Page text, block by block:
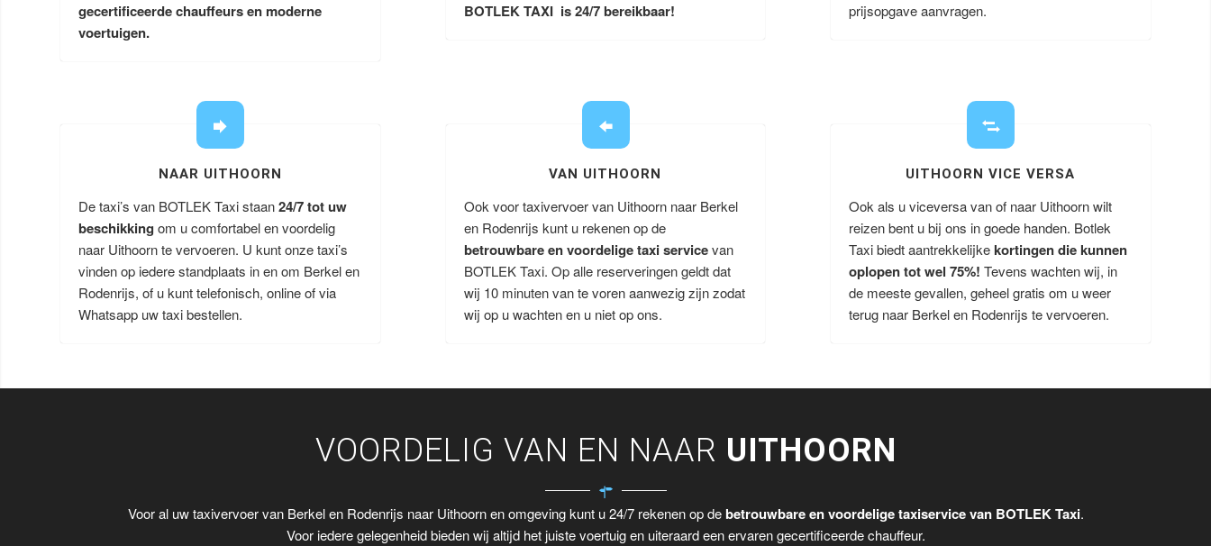
gecertificeerde chauffeurs en moderne
voertuigen.
BOTLEK TAXI is 24/7 bereikbaar!
prijsopgave aanvragen.
NAAR UITHOORN
De taxi’s van BOTLEK Taxi staan24/7 tot uw
beschikking om u comfortabel en voordelig
naar Uithoorn te vervoeren. U kunt onze taxi’s
vinden op iedere standplaats in en om Berkel en
Rodenrijs, of u kunt telefonisch, online of via
Whatsapp uw taxi bestellen.
VAN UITHOORN
Ook voor taxivervoer van Uithoorn naar Berkel
en Rodenrijs kunt u rekenen op de
betrouwbare en voordelige taxi servicevan
BOTLEK Taxi. Op alle reserveringen geldt dat
wij 10 minuten van te voren aanwezig zijn zodat
wij op u wachten en u niet op ons.
UITHOORN VICE VERSA
Ook als u viceversa van of naar Uithoorn wilt
reizen bent u bij ons in goede handen. Botlek
Taxi biedt aantrekkelijkekortingen die kunnen
oplopen tot wel 75%!Tevens wachten wij, in
de meeste gevallen, geheel gratis om u weer
terug naar Berkel en Rodenrijs te vervoeren.
VOORDELIG VAN EN NAAR UITHOORN
Voor al uw taxivervoer van Berkel en Rodenrijs naar Uithoorn en omgeving kunt u 24/7 rekenen op debetrouwbare en voordelige taxiservice van BOTLEK Taxi.
Voor iedere gelegenheid bieden wij altijd het juiste voertuig en uiteraard een ervaren gecertificeerde chauffeur.